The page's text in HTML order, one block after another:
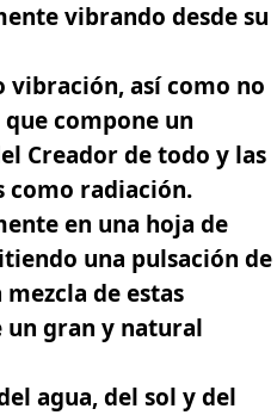
vibrando desde su
vibración, así como no
compone un
Creador de todo y las
como radiación.
en una hoja de
una pulsación de
de estas
un gran y natural
agua, del sol y del